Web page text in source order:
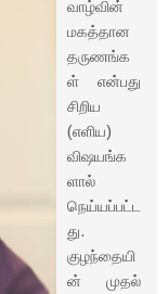
வாழ்வின்
மகத்தான
தருணங்க
ள் என்பது
சிறிய
(எளிய)
விஷயங்க
ளால்
நெய்யப்பட்ட
து.
குழந்தையி
ன் முதல்